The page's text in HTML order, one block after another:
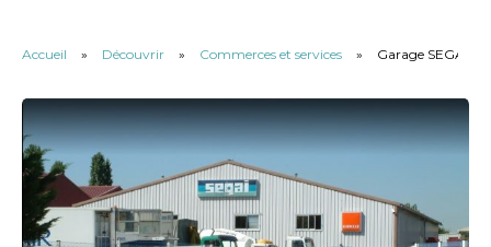
Accueil » Découvrir » Commerces et services » Garage SEGAI